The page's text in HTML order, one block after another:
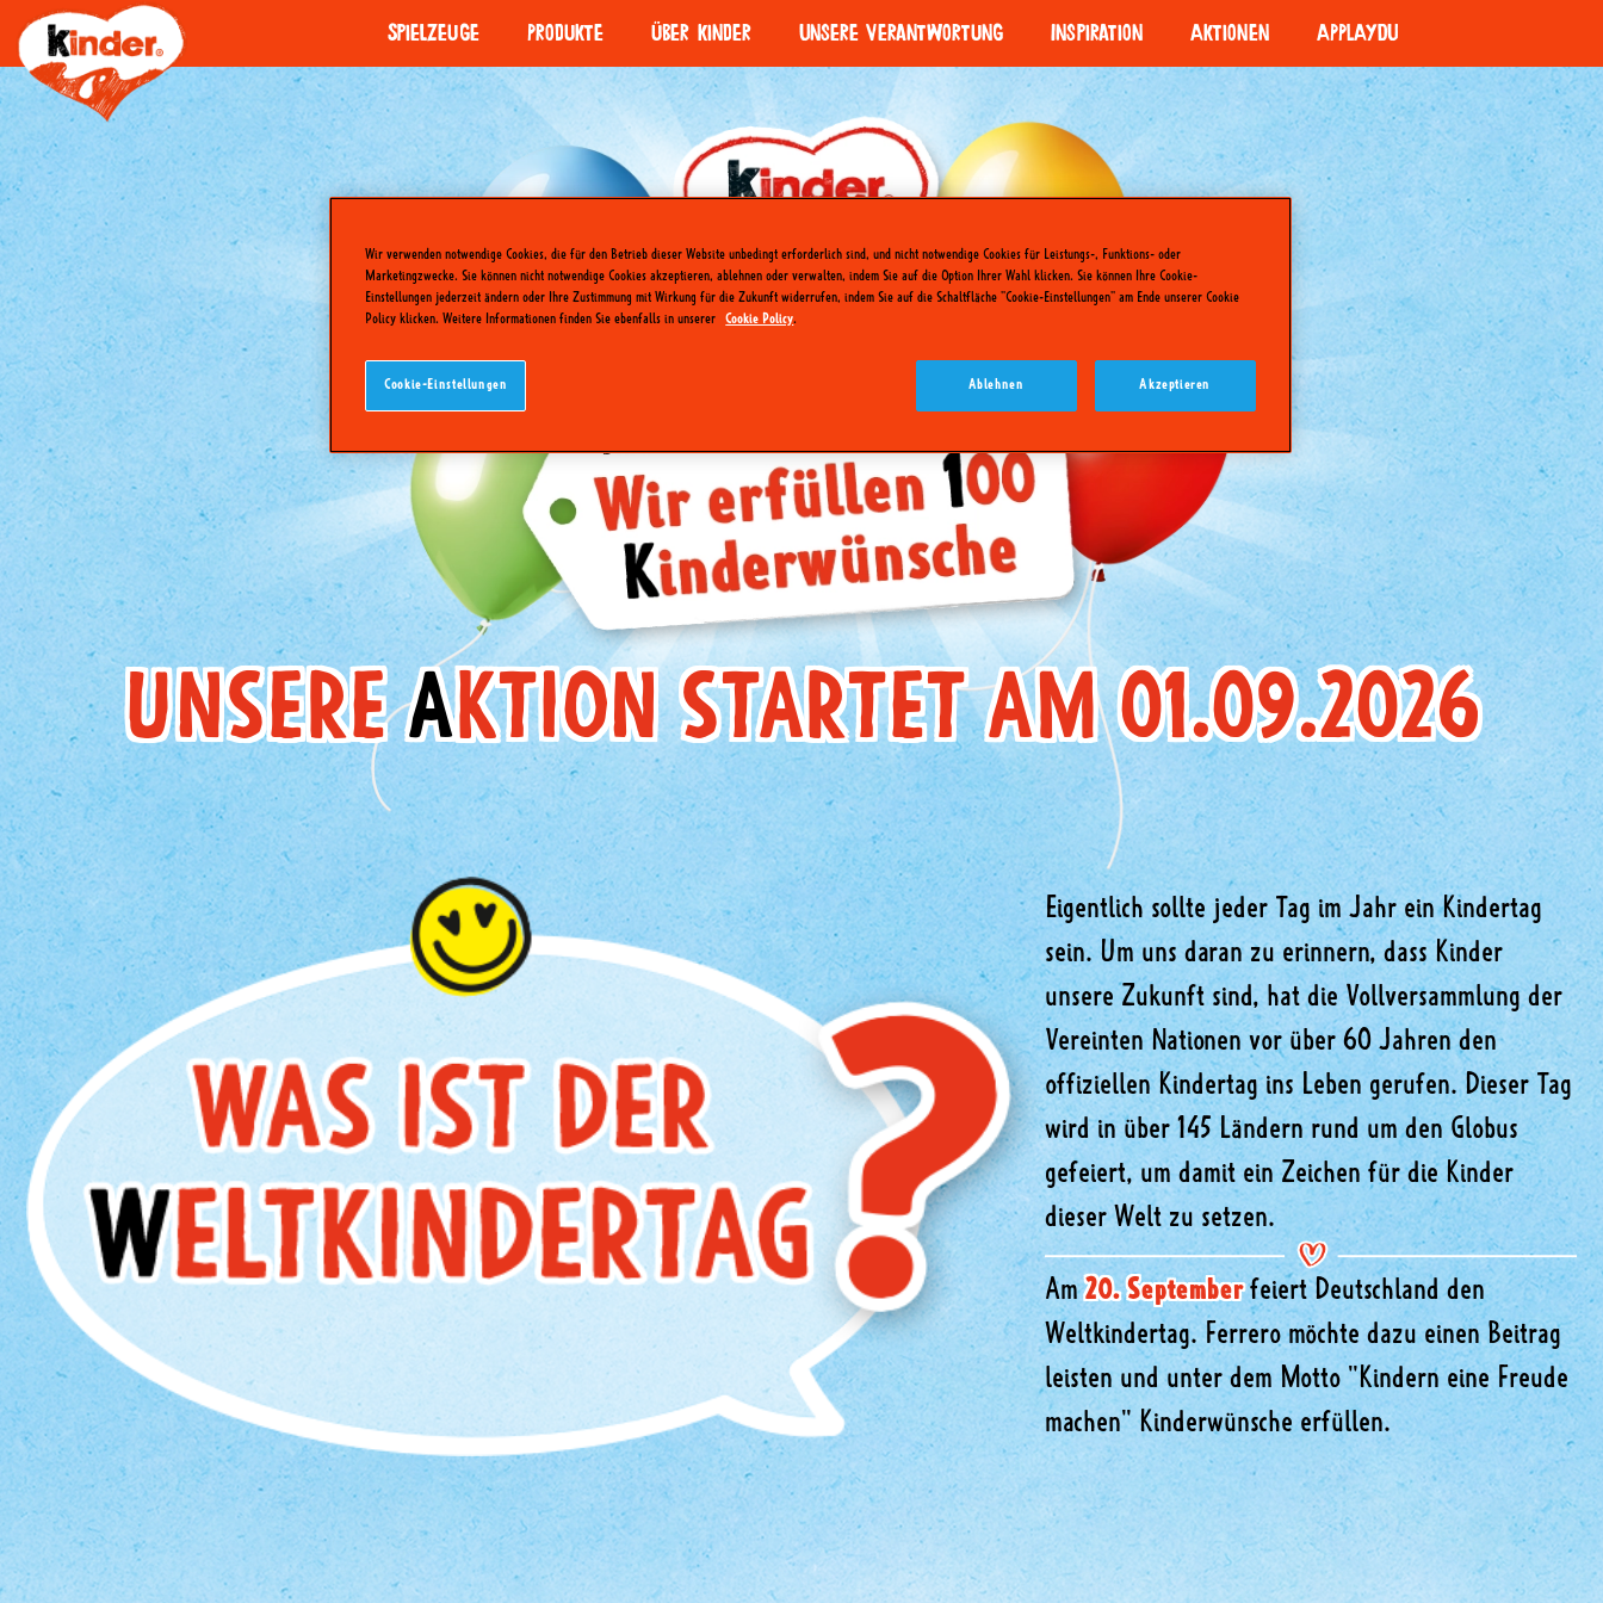
Spielzeuge Produkte Über kinder
A Little a lot
Die Geschichte von kinder
Unsere Verantwortung
Qualität die schmeckt
Bedeutung des Spielens
Kleine Portionen
Nachhaltige Verpackungen
Inspiration
Rezeptideen
Spiele
Bastelideen
Aktionen
kinder Happy Hippo – Ravensburger Malen nach Zahlen
kinder Joy & kinder Schoko-Bons – Minecraft
kinder KINDERINI – EMOTIVERSE by APPLAYDU
APPLAYDU
LET'S STORY!
APPLAYDU
UNSEREAKTION STARTET AM 01.09.2026
Eigentlich sollte jeder Tag im Jahr ein Kindertag
sein. Um uns daran zu erinnern, dass Kinder
unsere Zukunft sind, hat die Vollversammlung der
Vereinten Nationen vor über 60 Jahren den
offiziellen Kindertag ins Leben gerufen. Dieser Tag
wird in über 145 Ländern rund um den Globus
gefeiert, um damit ein Zeichen für die Kinder
dieser Welt zu setzen.
Am20. Septemberfeiert Deutschland den
Weltkindertag. Ferrero möchte dazu einen Beitrag
leisten und unter dem Motto "Kindern eine Freude
machen" Kinderwünsche erfüllen.
Wir verwenden notwendige Cookies, die für den Betrieb dieser Website unbedingt erforderlich sind, und nicht notwendige Cookies für Leistungs-, Funktions- oder
Marketingzwecke. Sie können nicht notwendige Cookies akzeptieren, ablehnen oder verwalten, indem Sie auf die Option Ihrer Wahl klicken. Sie können Ihre Cookie-
Einstellungen jederzeit ändern oder Ihre Zustimmung mit Wirkung für die Zukunft widerrufen, indem Sie auf die Schaltfläche "Cookie-Einstellungen" am Ende unserer Cookie
Policy klicken. Weitere Informationen finden Sie ebenfalls in unserer
Cookie Policy.
Cookie-Einstellungen Ablehnen Akzeptieren